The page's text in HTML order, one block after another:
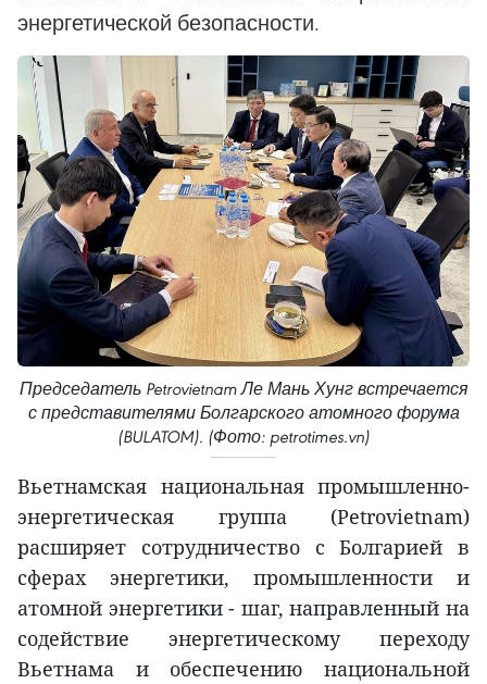
энергетической безопасности.
Председатель Petrovietnam Ле Мань Хунг встречается
с представителями Болгарского атомного форума
(BULATOM). (Фото: petrotimes.vn)
Вьетнамская национальная промышленно-
энергетическая группа (Petrovietnam)
расширяет сотрудничество с Болгарией в
сферах энергетики, промышленности и
атомной энергетики - шаг, направленный на
содействие энергетическому переходу
Вьетнама и обеспечению национальной